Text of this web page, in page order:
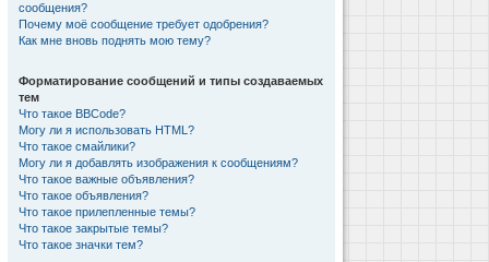
сообщения?
Почему моё сообщение требует одобрения?
Как мне вновь поднять мою тему?
Форматирование сообщений и типы создаваемых
тем
Что такое BBCode?
Могу ли я использовать HTML?
Что такое смайлики?
Могу ли я добавлять изображения к сообщениям?
Что такое важные объявления?
Что такое объявления?
Что такое прилепленные темы?
Что такое закрытые темы?
Что такое значки тем?